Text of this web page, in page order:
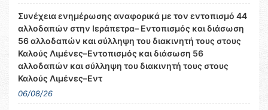
Συνέχεια ενημέρωσης αναφορικά με τον εντοπισμό 44
αλλοδαπών στην Ιεράπετρα– Εντοπισμός και διάσωση
56 αλλοδαπών και σύλληψη του διακινητή τους στους
Καλούς Λιμένες–Εντοπισμός και διάσωση 56
αλλοδαπών και σύλληψη του διακινητή τους στους
Καλούς Λιμένες–Εντ
06/08/26